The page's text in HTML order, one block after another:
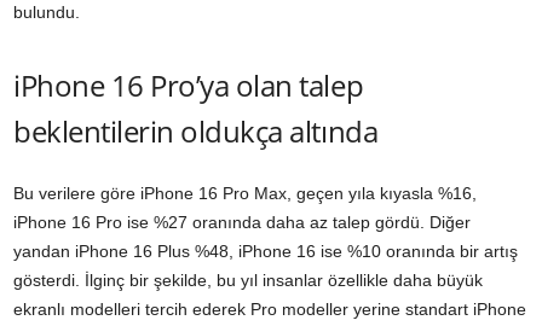
bulundu.
iPhone 16 Pro’ya olan talep
beklentilerin oldukça altında
Bu verilere göre iPhone 16 Pro Max, geçen yıla kıyasla %16,
iPhone 16 Pro ise %27 oranında daha az talep gördü. Diğer
yandan iPhone 16 Plus %48, iPhone 16 ise %10 oranında bir artış
gösterdi. İlginç bir şekilde, bu yıl insanlar özellikle daha büyük
ekranlı modelleri tercih ederek Pro modeller yerine standart iPhone